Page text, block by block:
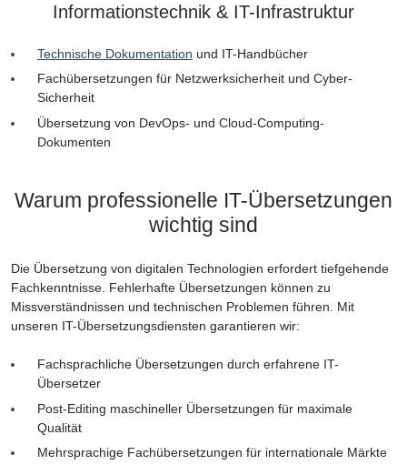
Informationstechnik & IT-Infrastruktur
Technische Dokumentation und IT-Handbücher
Fachübersetzungen für Netzwerksicherheit und Cyber-
Sicherheit
Übersetzung von DevOps- und Cloud-Computing-
Dokumenten
Warum professionelle IT-Übersetzungen
wichtig sind
Die Übersetzung von digitalen Technologien erfordert tiefgehende
Fachkenntnisse. Fehlerhafte Übersetzungen können zu
Missverständnissen und technischen Problemen führen. Mit
unseren IT-Übersetzungsdiensten garantieren wir:
Fachsprachliche Übersetzungen durch erfahrene IT-
Übersetzer
Post-Editing maschineller Übersetzungen für maximale
Qualität
Mehrsprachige Fachübersetzungen für internationale Märkte